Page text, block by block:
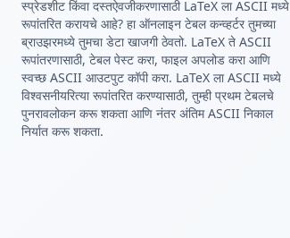
स्प्रेडशीट किंवा दस्तऐवजीकरणासाठी LaTeX ला ASCII मध्ये
रूपांतरित करायचे आहे? हा ऑनलाइन टेबल कन्व्हर्टर तुमच्या
ब्राउझरमध्ये तुमचा डेटा खाजगी ठेवतो. LaTeX ते ASCII
रूपांतरणासाठी, टेबल पेस्ट करा, फाइल अपलोड करा आणि
स्वच्छ ASCII आउटपुट कॉपी करा. LaTeX ला ASCII मध्ये
विश्वसनीयरित्या रूपांतरित करण्यासाठी, तुम्ही प्रथम टेबलचे
पुनरावलोकन करू शकता आणि नंतर अंतिम ASCII निकाल
निर्यात करू शकता.